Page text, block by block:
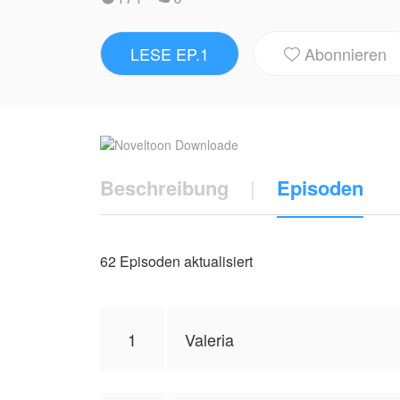
Nicht leise. Nicht gebrochen. Sondern
Hafenstadt, in der niemand ihren Namen
was Eric nie hatte: Geduld, Respekt
Valery zurückzuholen. Auch wenn er
NovelToon hat von LunaDeMandala die
Standpunkt des Autors wider und
LESE EP.1  Abonnieren
Beschreibung | Episoden
62 Episoden aktualisiert
1 Valeria